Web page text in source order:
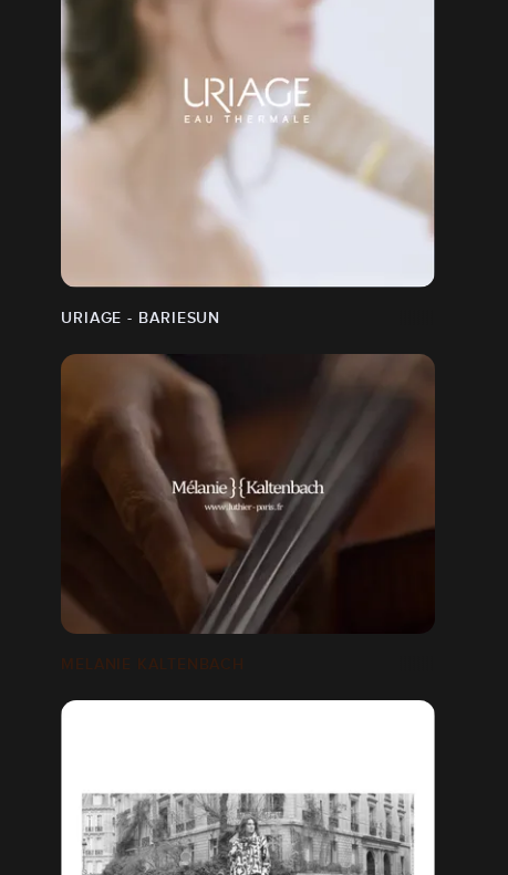
URIAGE - BARIESUN
MELANIE KALTENBACH